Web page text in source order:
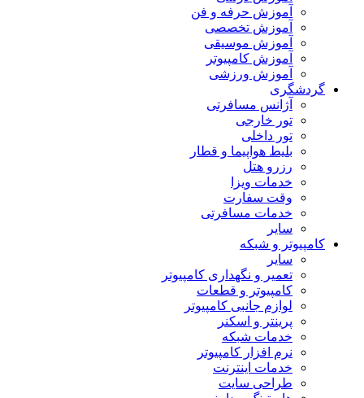
آموزش حرفه و فن
آموزش تخصصی
آموزش موسیقی
آموزش کامپیوتر
آموزش ورزشی
گردشگری
آژانس مسافرتی
تور خارجی
تور داخلی
بلیط هواپیما و قطار
رزرو هتل
خدمات ویزا
وقت سفارت
خدمات مسافرتی
سایر
کامپیوتر و شبکه
سایر
تعمیر و نگهداری کامپیوتر
کامپیوتر و قطعات
لوازم جانبی کامپیوتر
پرینتر و اسکنر
خدمات شبکه
نرم افزار کامپیوتر
خدمات اینترنت
طراحی سایت